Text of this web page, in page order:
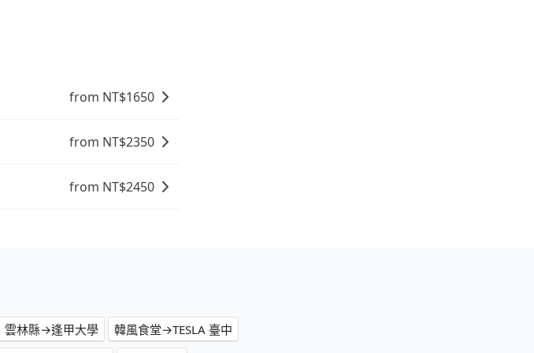
from NT$1650
from NT$2350
from NT$2450
雲林縣→逢甲大學
韓風食堂→TESLA 臺中